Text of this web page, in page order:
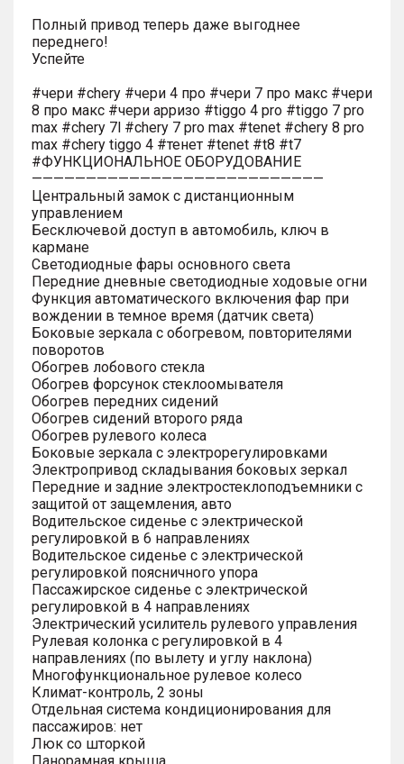
Полный привод теперь даже выгоднее
переднего!
Успейте
#чери #chery #чери 4 про #чери 7 про макс #чери
8 про макс #чери арризо #tiggo 4 pro #tiggo 7 pro
max #chery 7l #chery 7 pro max #tenet #chery 8 pro
max #chery tiggo 4 #тенет #tenet #t8 #t7
#ФУНКЦИОНАЛЬНОЕ ОБОРУДОВАНИЕ
———————————————————————————
Центральный замок с дистанционным
управлением
Бесключевой доступ в автомобиль, ключ в
кармане
Светодиодные фары основного света
Передние дневные светодиодные ходовые огни
Функция автоматического включения фар при
вождении в темное время (датчик света)
Боковые зеркала с обогревом, повторителями
поворотов
Обогрев лобового стекла
Обогрев форсунок стеклоомывателя
Обогрев передних сидений
Обогрев сидений второго ряда
Обогрев рулевого колеса
Боковые зеркала с электрорегулировками
Электропривод складывания боковых зеркал
Передние и задние электростеклоподъемники с
защитой от защемления, авто
Водительское сиденье с электрической
регулировкой в 6 направлениях
Водительское сиденье с электрической
регулировкой поясничного упора
Пассажирское сиденье с электрической
регулировкой в 4 направлениях
Электрический усилитель рулевого управления
Рулевая колонка с регулировкой в 4
направлениях (по вылету и углу наклона)
Многофункциональное рулевое колесо
Климат-контроль, 2 зоны
Отдельная система кондиционирования для
пассажиров: нет
Люк со шторкой
Панорамная крыша